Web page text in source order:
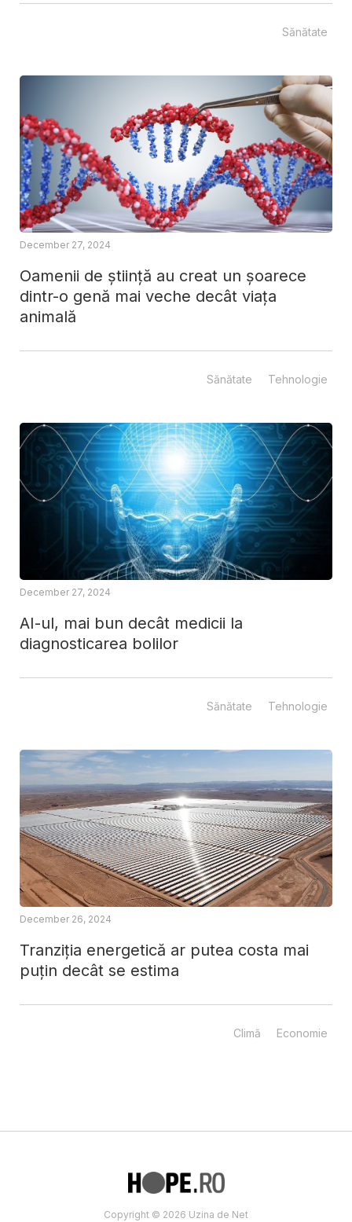
Sănătate
Oamenii de știință au creat un șoarece
dintr-o genă mai veche decât viața
animală
December 27, 2024
Sănătate Tehnologie
AI-ul, mai bun decât medicii la
diagnosticarea bolilor
December 27, 2024
Sănătate Tehnologie
Tranziția energetică ar putea costa mai
puțin decât se estima
December 26, 2024
Climă Economie
Copyright © 2026 Uzina de Net